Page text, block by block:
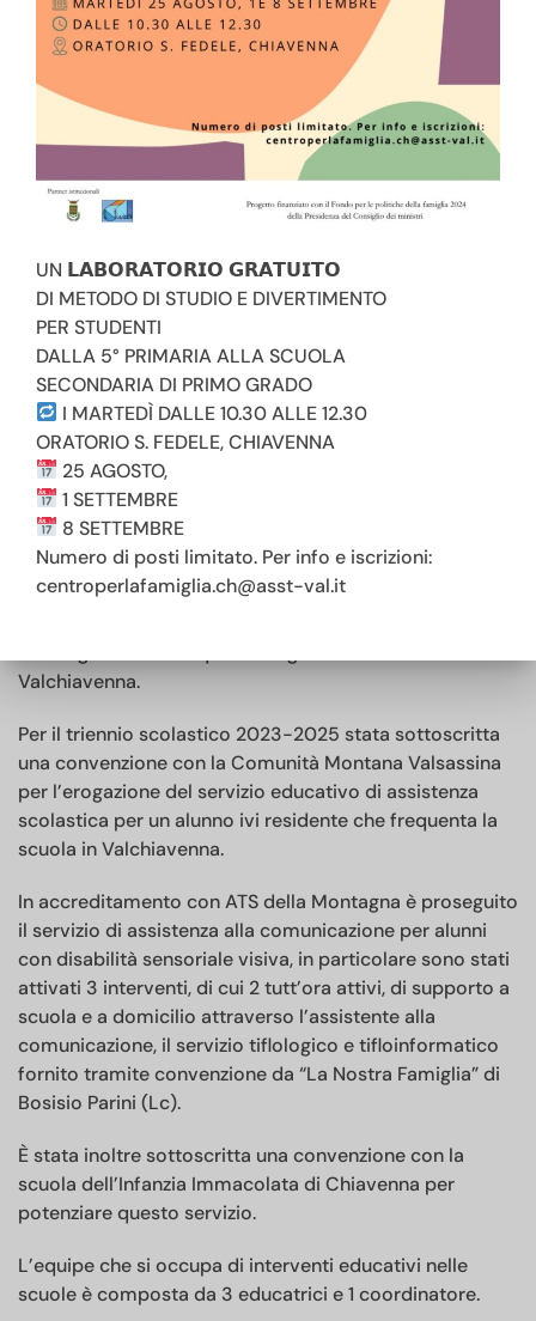
garantisce a domicilio dell’utente, in particolare se in
stato di gravità, o sul territorio prestazioni di supporto
educativo e d’integrazione sociale alla persona disabile
e alla sua famiglia.
Attraverso il lavoro di rete si mettono in relazione le
differenti figure professionali appartenenti a differenti
enti attivando, dove è possibile, quelle realtà
Assistenza educativa scolastica
e alla comunicazione
In collaborazione con l’Ufficio di Piano della Comunità
Montana Valtellina di Morbegno e la cooperativa
Grandangolo, sono stati realizzati sul territorio della
Valchiavenna interventi diAssistenza educativa
scolasticanell’anno scolastico 2023-2024 e 2024-
Valchiavenna.
Per il triennio scolastico 2023-2025 stata sottoscritta
una convenzione con la Comunità Montana Valsassina
per l’erogazione del servizio educativo di assistenza
scolastica per un alunno ivi residente che frequenta la
scuola in Valchiavenna.
In accreditamento con ATS della Montagna è proseguito
il servizio di assistenza alla comunicazione per alunni
con disabilità sensoriale visiva, in particolare sono stati
attivati 3 interventi, di cui 2 tutt’ora attivi, di supporto a
scuola e a domicilio attraverso l’assistente alla
comunicazione, il servizio tiflologico e tifloinformatico
fornito tramite convenzione da “La Nostra Famiglia” di
Bosisio Parini (Lc).
È stata inoltre sottoscritta una convenzione con la
scuola dell’Infanzia Immacolata di Chiavenna per
potenziare questo servizio.
L’equipe che si occupa di interventi educativi nelle
scuole è composta da 3 educatrici e 1 coordinatore.
UN 𝗟𝗔𝗕𝗢𝗥𝗔𝗧𝗢𝗥𝗜𝗢 𝗚𝗥𝗔𝗧𝗨𝗜𝗧𝗢
DI METODO DI STUDIO E DIVERTIMENTO
PER STUDENTI
DALLA 5° PRIMARIA ALLA SCUOLA
SECONDARIA DI PRIMO GRADO
I MARTEDÌ DALLE 10.30 ALLE 12.30
ORATORIO S. FEDELE, CHIAVENNA
25 AGOSTO,
1 SETTEMBRE
8 SETTEMBRE
Numero di posti limitato. Per info e iscrizioni:
centroperlafamiglia.ch@asst-val.it